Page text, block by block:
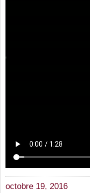
octobre 19, 2016